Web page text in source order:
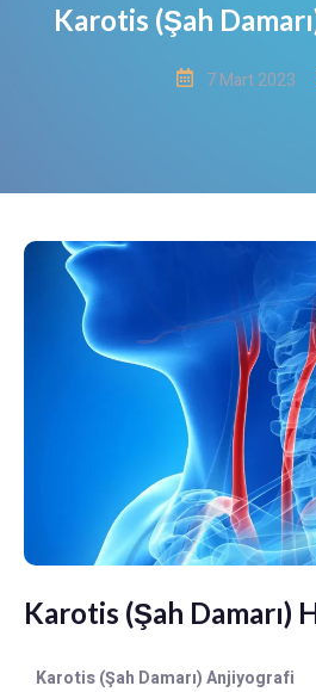
Karotis (Şah
7 Mart 2023
Karotis (Şah Damarı)
Karotis (Şah Damarı) Anjiyografi